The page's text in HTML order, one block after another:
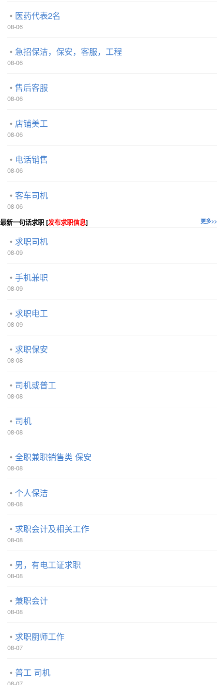
医药代表2名
08-06
急招保洁，保安，客服，工程
08-06
售后客服
08-06
店铺美工
08-06
电话销售
08-06
客车司机
08-06
更多>>
最新一句话求职 [发布求职信息]
求职司机
08-09
手机兼职
08-09
求职电工
08-09
求职保安
08-08
司机或普工
08-08
司机
08-08
全职兼职销售类 保安
08-08
个人保洁
08-08
求职会计及相关工作
08-08
男，有电工证求职
08-08
兼职会计
08-08
求职厨师工作
08-07
普工 司机